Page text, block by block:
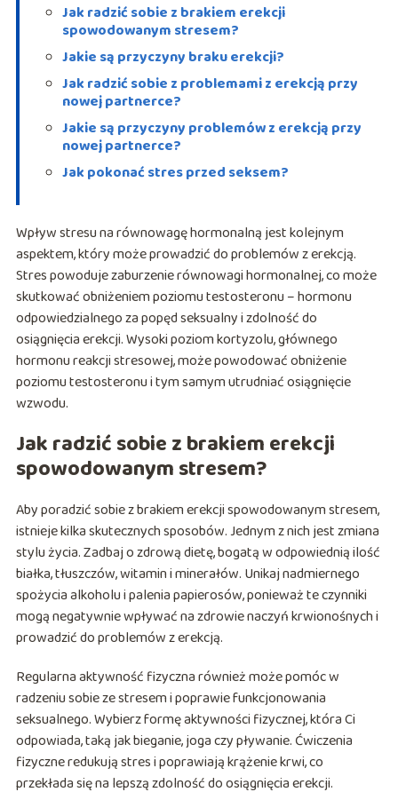
Jak radzić sobie z brakiem erekcji
spowodowanym stresem?
Jakie są przyczyny braku erekcji?
Jak radzić sobie z problemami z erekcją przy
nowej partnerce?
Jakie są przyczyny problemów z erekcją przy
nowej partnerce?
Jak pokonać stres przed seksem?
Wpływ stresu na równowagę hormonalną jest kolejnym
aspektem, który może prowadzić do problemów z erekcją.
Stres powoduje zaburzenie równowagi hormonalnej, co może
skutkować obniżeniem poziomu testosteronu – hormonu
odpowiedzialnego za popęd seksualny i zdolność do
osiągnięcia erekcji. Wysoki poziom kortyzolu, głównego
hormonu reakcji stresowej, może powodować obniżenie
poziomu testosteronu i tym samym utrudniać osiągnięcie
wzwodu.
Jak radzić sobie z brakiem erekcji
spowodowanym stresem?
Aby poradzić sobie z brakiem erekcji spowodowanym stresem,
istnieje kilka skutecznych sposobów. Jednym z nich jest zmiana
stylu życia. Zadbaj o zdrową dietę, bogatą w odpowiednią ilość
białka, tłuszczów, witamin i minerałów. Unikaj nadmiernego
spożycia alkoholu i palenia papierosów, ponieważ te czynniki
mogą negatywnie wpływać na zdrowie naczyń krwionośnych i
prowadzić do problemów z erekcją.
Regularna aktywność fizyczna również może pomóc w
radzeniu sobie ze stresem i poprawie funkcjonowania
seksualnego. Wybierz formę aktywności fizycznej, która Ci
odpowiada, taką jak bieganie, joga czy pływanie. Ćwiczenia
fizyczne redukują stres i poprawiają krążenie krwi, co
przekłada się na lepszą zdolność do osiągnięcia erekcji.